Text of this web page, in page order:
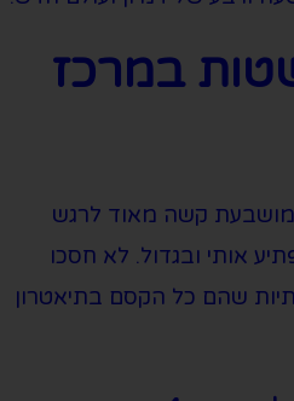
במרכז
קשה מאוד לרגש
אותי ובגדול. לא חסכו
שהם כל הקסם בתיאטרון